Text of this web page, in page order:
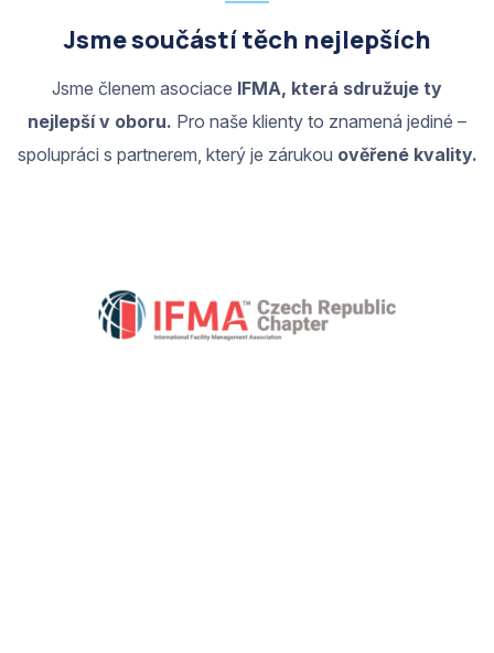
Jsme součástí těch nejlepších
Jsme členem asociace IFMA, která sdružuje ty
nejlepší v oboru. Pro naše klienty to znamená jediné –
spolupráci s partnerem, který je zárukou ověřené kvality.